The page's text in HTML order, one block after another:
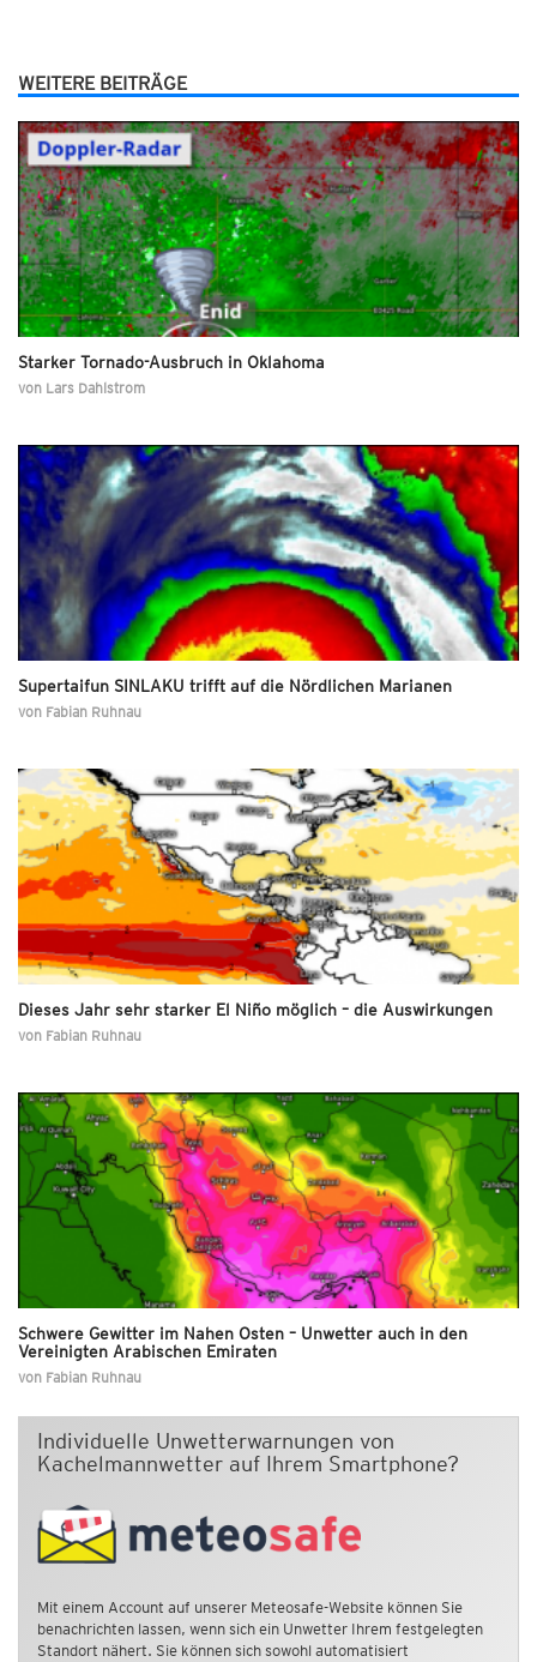
WEITERE BEITRÄGE
Starker Tornado-Ausbruch in Oklahoma
von Lars Dahlstrom
Supertaifun SINLAKU trifft auf die Nördlichen Marianen
von Fabian Ruhnau
Dieses Jahr sehr starker El Niño möglich – die Auswirkungen
von Fabian Ruhnau
Schwere Gewitter im Nahen Osten – Unwetter auch in den
Vereinigten Arabischen Emiraten
von Fabian Ruhnau
Individuelle Unwetterwarnungen von
Kachelmannwetter auf Ihrem Smartphone?
Mit einem Account auf unserer Meteosafe-Website können Sie
benachrichten lassen, wenn sich ein Unwetter Ihrem festgelegten
Standort nähert. Sie können sich sowohl automatisiert